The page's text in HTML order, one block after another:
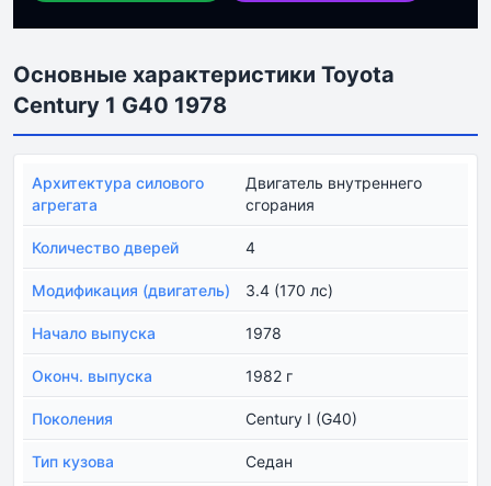
Основные характеристики Toyota
Century 1 G40 1978
Архитектура силового
агрегата
Двигатель внутреннего
сгорания
Количество дверей 4
Модификация (двигатель) 3.4 (170 лс)
Начало выпуска 1978
Оконч. выпуска 1982 г
Поколения Century I (G40)
Тип кузова Седан